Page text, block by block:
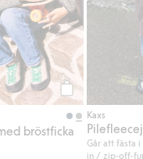
Köp
bröstficka
Kaxs
Går att fästa
in / zip-off-